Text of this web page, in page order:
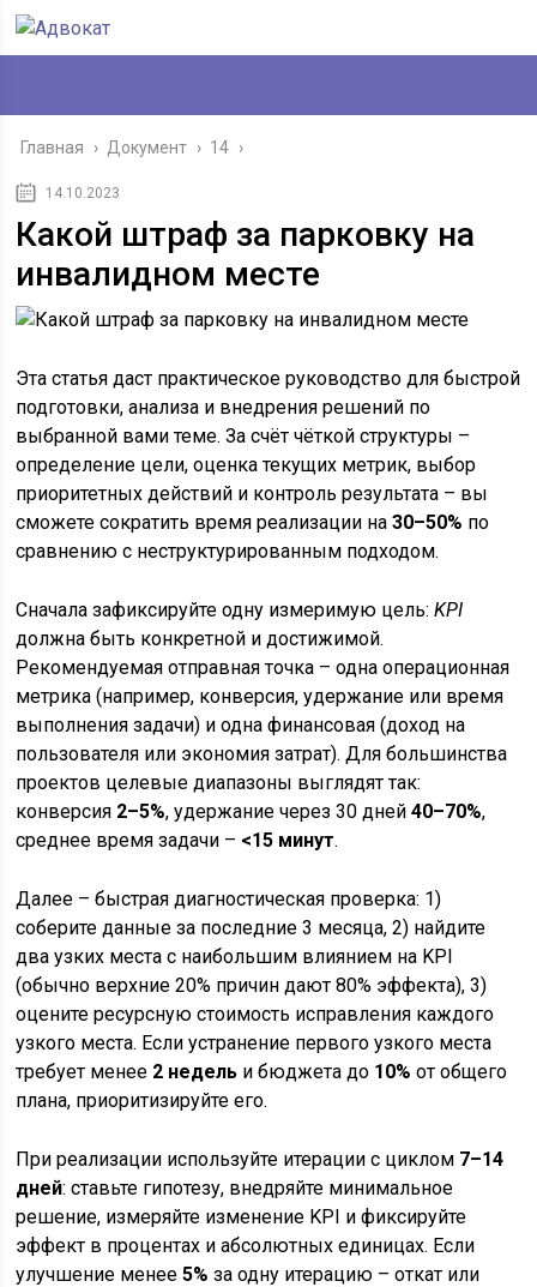
Главная › Документ › 14 ›
14.10.2023
Какой штраф за парковку на
инвалидном месте
Эта статья даст практическое руководство для быстрой
подготовки, анализа и внедрения решений по
выбранной вами теме. За счёт чёткой структуры –
определение цели, оценка текущих метрик, выбор
приоритетных действий и контроль результата – вы
сможете сократить время реализации на30–50% по
сравнению с неструктурированным подходом.
Сначала зафиксируйте одну измеримую цель:KPI
должна быть конкретной и достижимой.
Рекомендуемая отправная точка – одна операционная
метрика (например, конверсия, удержание или время
выполнения задачи) и одна финансовая (доход на
пользователя или экономия затрат). Для большинства
проектов целевые диапазоны выглядят так:
конверсия 2–5%, удержание через 30 дней40–70%,
среднее время задачи – <15 минут.
Далее – быстрая диагностическая проверка: 1)
соберите данные за последние 3 месяца, 2) найдите
два узких места с наибольшим влиянием на KPI
(обычно верхние 20% причин дают 80% эффекта), 3)
оцените ресурсную стоимость исправления каждого
узкого места. Если устранение первого узкого места
требует менее 2 недель и бюджета до 10% от общего
плана, приоритизируйте его.
При реализации используйте итерации с циклом 7–14
дней: ставьте гипотезу, внедряйте минимальное
решение, измеряйте изменение KPI и фиксируйте
эффект в процентах и абсолютных единицах. Если
улучшение менее5% за одну итерацию – откат или